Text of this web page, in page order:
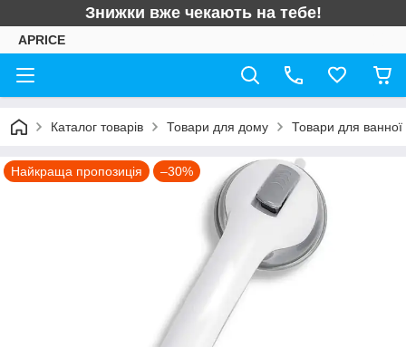
Знижки вже чекають на тебе!
APRICE
Каталог товарів Товари для дому Товари для ванної
Найкраща пропозиція –30%